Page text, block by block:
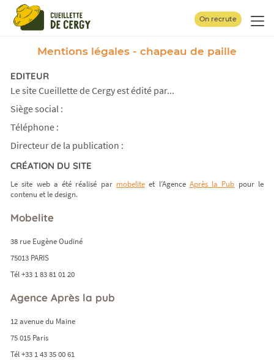
On recrute
Mentions légales - chapeau de paille
EDITEUR
Le site Cueillette de Cergy est édité par...
Siège social :
Téléphone :
Directeur de la publication :
CRÉATION DU SITE
Le site web a été réalisé par mobelite et l’Agence Après la Pub pour le
contenu et le design.
Mobelite
38 rue Eugène Oudiné
75013 PARIS
Tél +33 1 83 81 01 20
Agence Après la pub
12 avenue du Maine
75 015 Paris
Tél +33 1 43 35 00 61
Panneau de gestion des cookies